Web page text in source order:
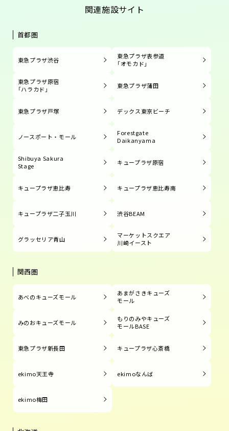
関連施設サイト
首都圏
東急プラザ渋谷
東急プラザ表参道
「オモカド」
東急プラザ原宿
「ハラカド」
東急プラザ蒲田
東急プラザ戸塚 デックス東京ビーチ
ノースポート・モール
Forestgate
Daikanyama
Shibuya Sakura
Stage
キュープラザ原宿
キュープラザ恵比寿 キュープラザ恵比寿南
キュープラザ二子玉川 渋谷BEAM
グラッセリア青山
マーケットスクエア
川崎イースト
関西圏
あべのキューズモール
あまがさきキューズ
モール
みのおキューズモール
もりのみやキューズ
モールBASE
東急プラザ新長田 キュープラザ心斎橋
ekimo天王寺 ekimoなんば
ekimo梅田